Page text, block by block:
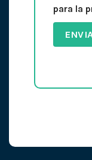
para la